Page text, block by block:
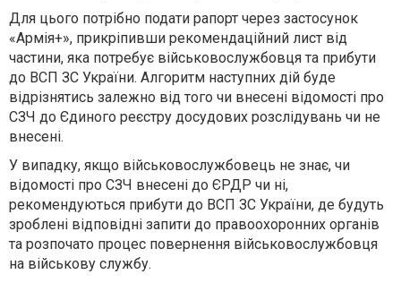
Для цього потрібно подати рапорт через застосунок
«Армія+», прикріпивши рекомендаційний лист від
частини, яка потребує військовослужбовця та прибути
до ВСП ЗС України. Алгоритм наступних дій буде
відрізнятись залежно від того чи внесені відомості про
СЗЧ до Єдиного реєстру досудових розслідувань чи не
внесені.
У випадку, якщо військовослужбовець не знає, чи
відомості про СЗЧ внесені до ЄРДР чи ні,
рекомендуються прибути до ВСП ЗС України, де будуть
зроблені відповідні запити до правоохоронних органів
та розпочато процес повернення військовослужбовця
на військову службу.